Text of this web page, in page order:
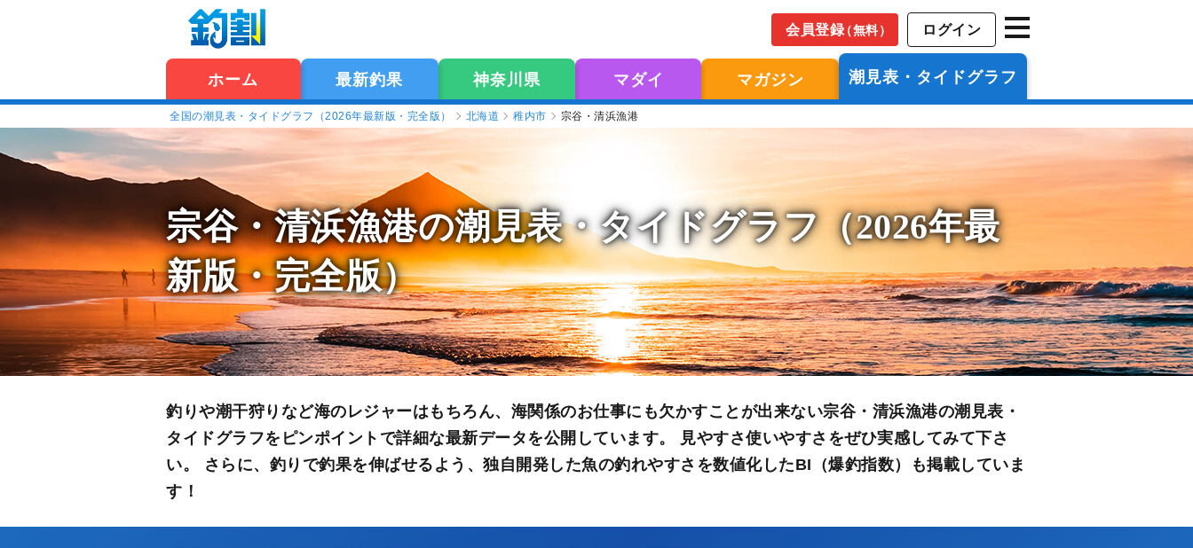
会員登録（無料） ログイン
ホーム 最新釣果 神奈川県 マダイ マガジン 潮見表・タイドグラフ
全国の潮見表・タイドグラフ（2026年最新版・完全版） 北海道 稚内市 宗谷・清浜漁港
宗谷・清浜漁港の潮見表・タイドグラフ（2026年最
新版・完全版）
釣りや潮干狩りなど海のレジャーはもちろん、海関係のお仕事にも欠かすことが出来ない宗谷・清浜漁港の潮見表・
タイドグラフをピンポイントで詳細な最新データを公開しています。 見やすさ使いやすさをぜひ実感してみて下さ
い。 さらに、釣りで釣果を伸ばせるよう、独自開発した魚の釣れやすさを数値化したBI（爆釣指数）も掲載していま
す！